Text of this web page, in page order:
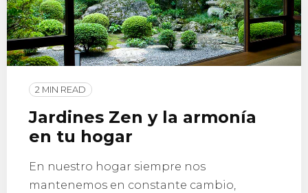
2 MIN READ
Jardines Zen y la armonía
en tu hogar
En nuestro hogar siempre nos
mantenemos en constante cambio,